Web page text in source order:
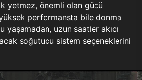
yetmez, önemli olan gücü
performansta bile donma
yaşamadan, uzun saatler akıcı
soğutucu sistem seçeneklerini